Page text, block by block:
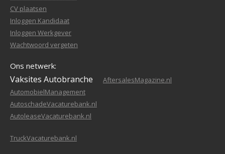
CV plaatsen
Inloggen Kandidaat
Inloggen Werkgever
Wachtwoord vergeten
Ons netwerk:
Vaksites Autobranche
AftersalesMagazine.nl
AutomobielManagement
AutoschadeVacaturebank.nl
AutoleaseVacaturebank.nl
TruckVacaturebank.nl